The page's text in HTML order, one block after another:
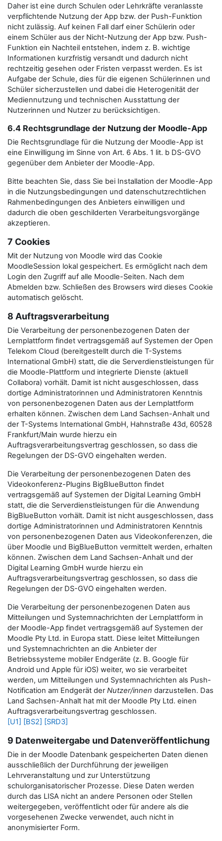
Daher ist eine durch Schulen oder Lehrkräfte veranlasste
verpflichtende Nutzung der App bzw. der Push-Funktion
nicht zulässig. Auf keinen Fall darf einer Schülerin oder
einem Schüler aus der Nicht-Nutzung der App bzw. Push-
Funktion ein Nachteil entstehen, indem z. B. wichtige
Informationen kurzfristig versandt und dadurch nicht
rechtzeitig gesehen oder Fristen verpasst werden. Es ist
Aufgabe der Schule, dies für die eigenen Schülerinnen und
Schüler sicherzustellen und dabei die Heterogenität der
Mediennutzung und technischen Ausstattung der
Nutzerinnen und Nutzer zu berücksichtigen.
6.4 Rechtsgrundlage der Nutzung der Moodle-App
Die Rechtsgrundlage für die Nutzung der Moodle-App ist
eine Einwilligung im Sinne von Art. 6 Abs. 1 lit. b DS-GVO
gegenüber dem Anbieter der Moodle-App.
Bitte beachten Sie, dass Sie bei Installation der Moodle-App
in die Nutzungsbedingungen und datenschutzrechtlichen
Rahmenbedingungen des Anbieters einwilligen und
dadurch die oben geschilderten Verarbeitungsvorgänge
akzeptieren.
7 Cookies
Mit der Nutzung von Moodle wird das Cookie
MoodleSession lokal gespeichert. Es ermöglicht nach dem
Login den Zugriff auf alle Moodle-Seiten. Nach dem
Abmelden bzw. Schließen des Browsers wird dieses Cookie
automatisch gelöscht.
8 Auftragsverarbeitung
Die Verarbeitung der personenbezogenen Daten der
Lernplattform findet vertragsgemäß auf Systemen der Open
Telekom Cloud (bereitgestellt durch die T-Systems
International GmbH) statt, die die Serverdienstleistungen für
die Moodle-Plattform und integrierte Dienste (aktuell
Collabora) vorhält. Damit ist nicht ausgeschlossen, dass
dortige Administratorinnen und Administratoren Kenntnis
von personenbezogenen Daten aus der Lernplattform
erhalten können. Zwischen dem Land Sachsen-Anhalt und
der T-Systems International GmbH, Hahnstraße 43d, 60528
Frankfurt/Main wurde hierzu ein
Auftragsverarbeitungsvertrag geschlossen, so dass die
Regelungen der DS-GVO eingehalten werden.
Die Verarbeitung der personenbezogenen Daten des
Videokonferenz-Plugins BigBlueButton findet
vertragsgemäß auf Systemen der Digital Learning GmbH
statt, die die Serverdienstleistungen für die Anwendung
BigBlueButton vorhält. Damit ist nicht ausgeschlossen, dass
dortige Administratorinnen und Administratoren Kenntnis
von personenbezogenen Daten aus Videokonferenzen, die
über Moodle und BigBlueButton vermittelt werden, erhalten
können. Zwischen dem Land Sachsen-Anhalt und der
Digital Learning GmbH wurde hierzu ein
Auftragsverarbeitungsvertrag geschlossen, so dass die
Regelungen der DS-GVO eingehalten werden.
Die Verarbeitung der personenbezogenen Daten aus
Mitteilungen und Systemnachrichten der Lernplattform in
der Moodle-App findet vertragsgemäß auf Systemen der
Moodle Pty Ltd. in Europa statt. Diese leitet Mitteilungen
und Systemnachrichten an die Anbieter der
Betriebssysteme mobiler Endgeräte (z. B. Google für
Android und Apple für iOS) weiter, wo sie verarbeitet
werden, um Mitteilungen und Systemnachrichten als Push-
Notification am Endgerät derNutzer/innen darzustellen. Das
Land Sachsen-Anhalt hat mit der Moodle Pty Ltd. einen
Auftragsverarbeitungsvertrag geschlossen.
[U1] [BS2] [SRD3]
9 Datenweitergabe und Datenveröffentlichung
Die in der Moodle Datenbank gespeicherten Daten dienen
ausschließlich der Durchführung der jeweiligen
Lehrveranstaltung und zur Unterstützung
schulorganisatorischer Prozesse. Diese Daten werden
durch das LISA nicht an andere Personen oder Stellen
weitergegeben, veröffentlicht oder für andere als die
vorgesehenen Zwecke verwendet, auch nicht in
anonymisierter Form.